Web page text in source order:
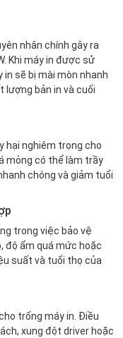
nhân chính gây ra
Khi máy in được sử
sẽ bị mài mòn nhanh
lượng bản in và cuối
hại nghiêm trọng cho
mỏng có thể làm trầy
chóng và giảm tuổi
trong việc bảo vệ
độ ẩm quá mức hoặc
suất và tuổi thọ của
trống máy in. Điều
xung đột driver hoặc